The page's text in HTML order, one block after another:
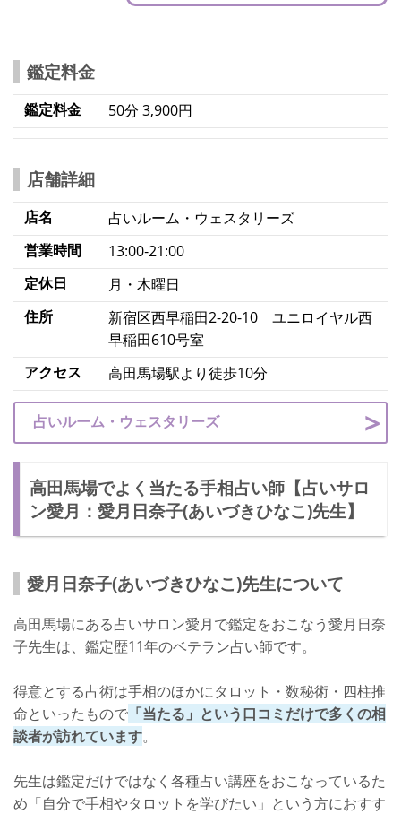
鑑定料金
鑑定料金 50分 3,900円
店舗詳細
店名
占いルーム・ウェスタリーズ
営業時間
13:00‐21:00
定休日
月・木曜日
住所
新宿区西早稲田2-20-10 ユニロイヤル西
早稲田610号室
アクセス
高田馬場駅より徒歩10分
占いルーム・ウェスタリーズ
高田馬場でよく当たる手相占い師【占いサロ
ン愛月：愛月日奈子(あいづきひなこ)先生】
愛月日奈子(あいづきひなこ)先生について
高田馬場にある占いサロン愛月で鑑定をおこなう愛月日奈
子先生は、鑑定歴11年のベテラン占い師です。
得意とする占術は手相のほかにタロット・数秘術・四柱推
命といったもので 「当たる」という口コミだけで多くの相
談者が訪れています。
先生は鑑定だけではなく各種占い講座をおこなっているた
め「自分で手相やタロットを学びたい」という方におすす